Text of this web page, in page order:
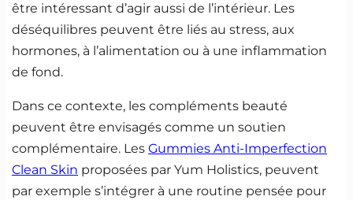
être intéressant d’agir aussi de l’intérieur. Les
déséquilibres peuvent être liés au stress, aux
hormones, à l’alimentation ou à une inflammation
de fond.
Dans ce contexte, les compléments beauté
peuvent être envisagés comme un soutien
complémentaire. LesGummies Anti-Imperfection
Clean Skin proposées par Yum Holistics, peuvent
par exemple s’intégrer à une routine pensée pour